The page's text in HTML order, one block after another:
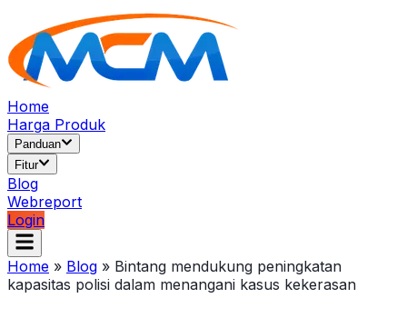
Home
Harga Produk
Panduan
Fitur
Blog
Webreport
Login
Home » Blog » Bintang mendukung peningkatan
kapasitas polisi dalam menangani kasus kekerasan